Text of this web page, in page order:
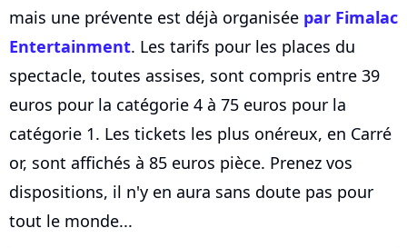
mais une prévente est déjà organisée par Fimalac
Entertainment. Les tarifs pour les places du
spectacle, toutes assises, sont compris entre 39
euros pour la catégorie 4 à 75 euros pour la
catégorie 1. Les tickets les plus onéreux, en Carré
or, sont affichés à 85 euros pièce. Prenez vos
dispositions, il n'y en aura sans doute pas pour
tout le monde...